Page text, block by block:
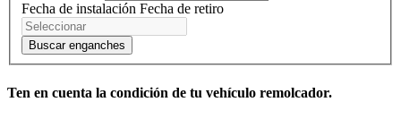
Fecha de instalación Fecha de retiro
Buscar enganches
Ten en cuenta la condición de tu vehículo remolcador.